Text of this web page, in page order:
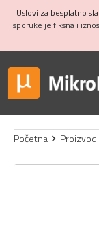
Uslovi za besplatno
isporuke je fiksna i
Početna Proizvodi